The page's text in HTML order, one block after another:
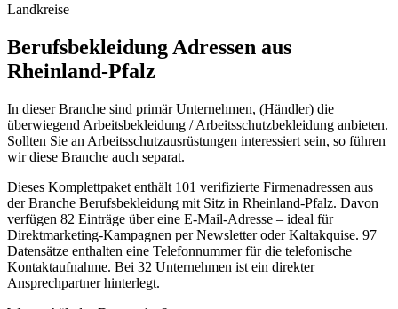
Landkreise
Berufsbekleidung Adressen aus
Rheinland-Pfalz
In dieser Branche sind primär Unternehmen, (Händler) die
überwiegend Arbeitsbekleidung / Arbeitsschutzbekleidung anbieten.
Sollten Sie an Arbeitsschutzausrüstungen interessiert sein, so führen
wir diese Branche auch separat.
Dieses Komplettpaket enthält 101 verifizierte Firmenadressen aus
der Branche Berufsbekleidung mit Sitz in Rheinland-Pfalz. Davon
verfügen 82 Einträge über eine E-Mail-Adresse – ideal für
Direktmarketing-Kampagnen per Newsletter oder Kaltakquise. 97
Datensätze enthalten eine Telefonnummer für die telefonische
Kontaktaufnahme. Bei 32 Unternehmen ist ein direkter
Ansprechpartner hinterlegt.